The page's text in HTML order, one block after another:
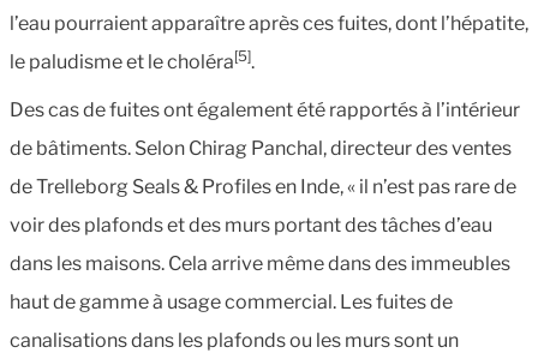
l’eau pourraient apparaître après ces fuites, dont l’hépatite,
le paludisme et le choléra[5].
Des cas de fuites ont également été rapportés à l’intérieur
de bâtiments. Selon Chirag Panchal, directeur des ventes
de Trelleborg Seals & Profiles en Inde, « il n’est pas rare de
voir des plafonds et des murs portant des tâches d’eau
dans les maisons. Cela arrive même dans des immeubles
haut de gamme à usage commercial. Les fuites de
canalisations dans les plafonds ou les murs sont un